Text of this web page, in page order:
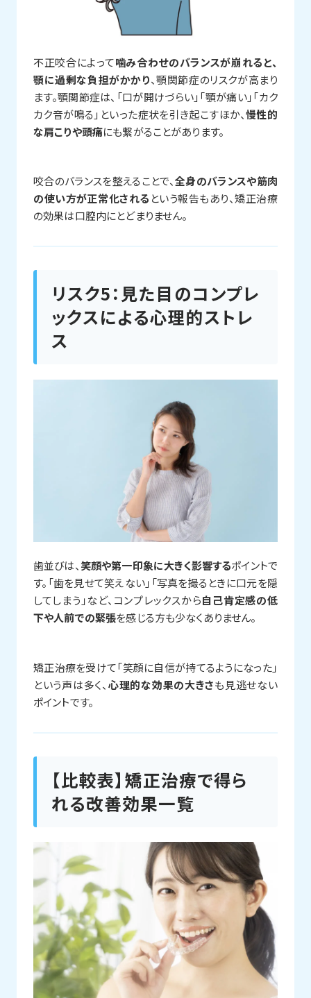
不正咬合によって噛み合わせのバランスが崩れると、
顎に過剰な負担がかかり、顎関節症のリスクが高まり
ます。顎関節症は、「口が開けづらい」「顎が痛い」「カク
カク音が鳴る」といった症状を引き起こすほか、慢性的
な肩こりや頭痛にも繋がることがあります。
咬合のバランスを整えることで、全身のバランスや筋肉
の使い方が正常化される という報告もあり、矯正治療
の効果は口腔内にとどまりません。
リスク5：見た目のコンプレ
ックスによる心理的ストレ
ス
歯並びは、笑顔や第一印象に大きく影響するポイントで
す。「歯を見せて笑えない」「写真を撮るときに口元を隠
してしまう」など、コンプレックスから自己肯定感の低
下や人前での緊張を感じる方も少なくありません。
矯正治療を受けて「笑顔に自信が持てるようになった」
という声は多く、 心理的な効果の大きさも見逃せない
ポイントです。
【比較表】矯正治療で得ら
れる改善効果一覧